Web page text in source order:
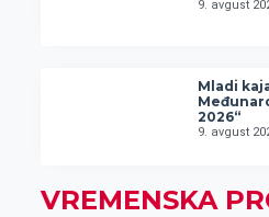
9. avgust
Mladi
2026“
9. avgust
VREMENSKA